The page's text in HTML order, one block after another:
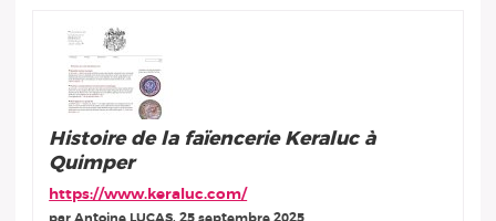
Histoire de la faïencerie Keraluc à
Quimper
https://www.keraluc.com/
par Antoine LUCAS, 25 septembre 2025